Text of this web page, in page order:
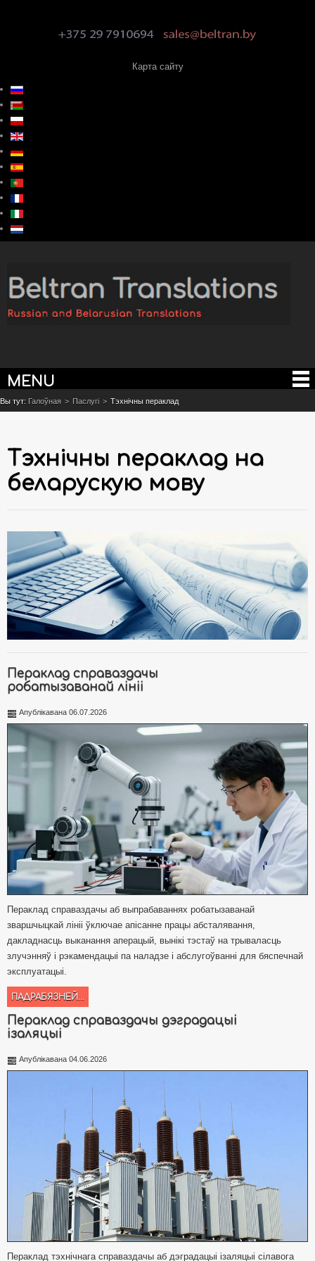
Карта сайту
MENU
Вы тут: Галоўная > Паслугі > Тэхнічны пераклад
Тэхнічны пераклад на
беларускую мову
Пераклад справаздачы
робатызаванай лініі
Апублікавана 06.07.2026
Пераклад справаздачы аб выпрабаваннях робатызаванай
зваршчыцкай лініі ўключае апісанне працы абсталявання,
дакладнасць выканання аперацый, вынікі тэстаў на трываласць
злучэнняў і рэкамендацыі па наладзе і абслугоўванні для бяспечнай
эксплуатацыі.
ПАДРАБЯЗНЕЙ...
Пераклад справаздачы дэградацыі
ізаляцыі
Апублікавана 04.06.2026
Пераклад тэхнічнага справаздачы аб дэградацыі ізаляцыі сілавога